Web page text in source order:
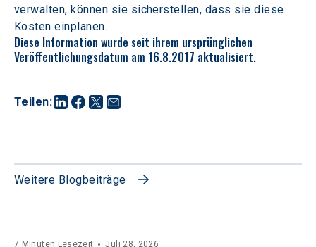
Teilen:
verwalten, können sie sicherstellen, dass sie diese
Kosten einplanen.
Diese Information wurde seit ihrem ursprünglichen
Veröffentlichungsdatum am 16.8.2017 aktualisiert.
Weitere Blogbeiträge
7 Minuten Lesezeit Juli 28, 2026